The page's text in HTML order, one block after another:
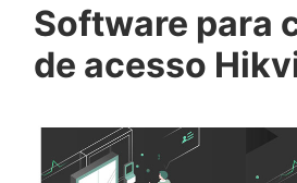
Software para
de acesso